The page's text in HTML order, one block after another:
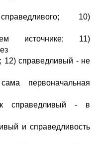
10)
источнике; 11)
12) справедливый - не
первоначальная
справедливый - в
и справедливость